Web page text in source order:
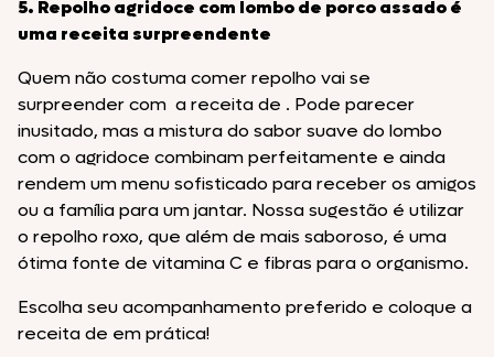
5. Repolho agridoce com lombo de porco assado é
uma receita surpreendente
Quem não costuma comer repolho vai se
surpreender com a receita de . Pode parecer
inusitado, mas a mistura do sabor suave do lombo
com o agridoce combinam perfeitamente e ainda
rendem um menu sofisticado para receber os amigos
ou a família para um jantar. Nossa sugestão é utilizar
o repolho roxo, que além de mais saboroso, é uma
ótima fonte de vitamina C e fibras para o organismo.
Escolha seu acompanhamento preferido e coloque a
receita de em prática!